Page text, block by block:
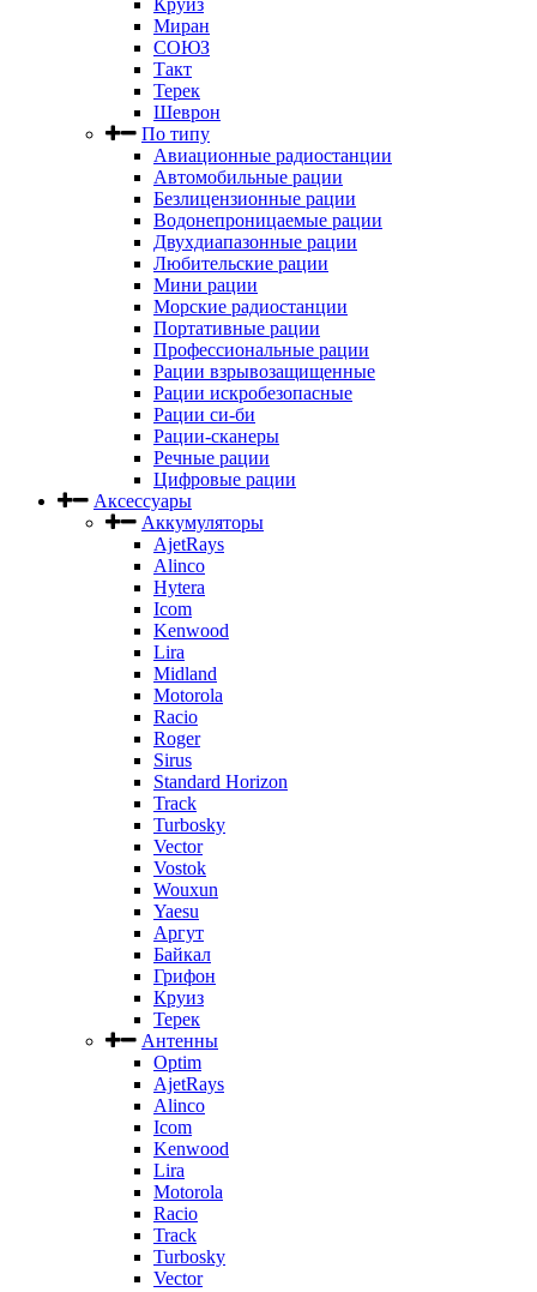
Круиз
Миран
СОЮЗ
Такт
Терек
Шеврон
По типу
Авиационные радиостанции
Автомобильные рации
Безлицензионные рации
Водонепроницаемые рации
Двухдиапазонные рации
Любительские рации
Мини рации
Морские радиостанции
Портативные рации
Профессиональные рации
Рации взрывозащищенные
Рации искробезопасные
Рации си-би
Рации-сканеры
Речные рации
Цифровые рации
Аксессуары
Аккумуляторы
AjetRays
Alinco
Hytera
Icom
Kenwood
Lira
Midland
Motorola
Racio
Roger
Sirus
Standard Horizon
Track
Turbosky
Vector
Vostok
Wouxun
Yaesu
Аргут
Байкал
Грифон
Круиз
Терек
Антенны
Optim
AjetRays
Alinco
Icom
Kenwood
Lira
Motorola
Racio
Track
Turbosky
Vector